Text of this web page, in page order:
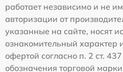
работает независимо и не
авторизации от
указанные на сайте, носят
ознакомительный характер
офертой согласно п. 2 ст.
обозначения торговой